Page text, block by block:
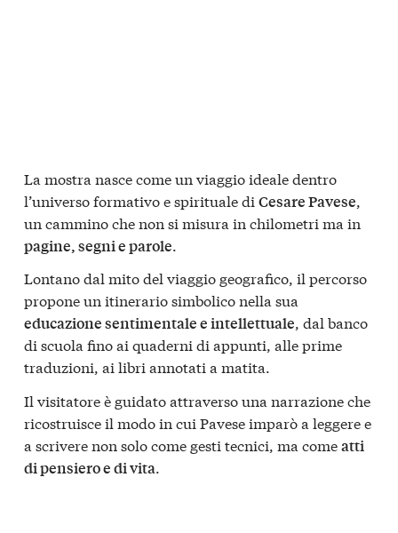
La mostra nasce come un viaggio ideale dentro
l’universo formativo e spirituale di Cesare Pavese,
un cammino che non si misura in chilometri ma in
pagine, segni e parole.
Lontano dal mito del viaggio geografico, il percorso
propone un itinerario simbolico nella sua
educazione sentimentale e intellettuale, dal banco
di scuola fino ai quaderni di appunti, alle prime
traduzioni, ai libri annotati a matita.
Il visitatore è guidato attraverso una narrazione che
ricostruisce il modo in cui Pavese imparò a leggere e
a scrivere non solo come gesti tecnici, ma comeatti
di pensiero e di vita.